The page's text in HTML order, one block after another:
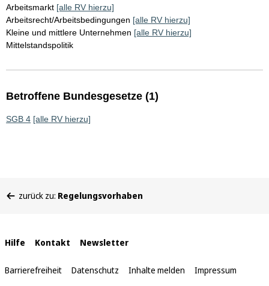
Arbeitsmarkt [alle RV hierzu]
Arbeitsrecht/Arbeitsbedingungen [alle RV hierzu]
Kleine und mittlere Unternehmen [alle RV hierzu]
Mittelstandspolitik
Betroffene Bundesgesetze (1)
SGB 4 [alle RV hierzu]
befinden
zurück zu: Regelungsvorhaben
Interne
Links
Hilfe Kontakt Newsletter
Barrierefreiheit Datenschutz Inhalte melden Impressum